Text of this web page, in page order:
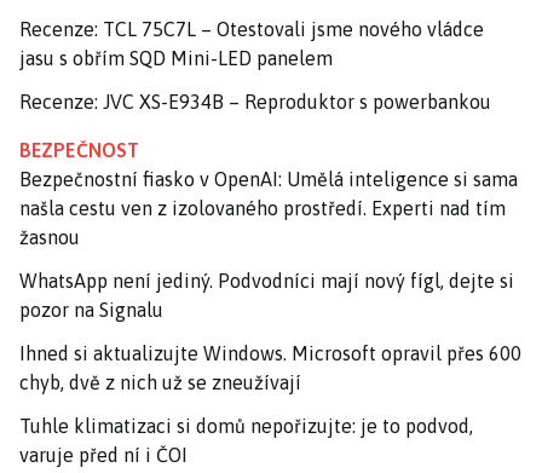
Recenze: TCL 75C7L – Otestovali jsme nového vládce
jasu s obřím SQD Mini-LED panelem
Recenze: JVC XS-E934B – Reproduktor s powerbankou
BEZPEČNOST
Bezpečnostní fiasko v OpenAI: Umělá inteligence si sama
našla cestu ven z izolovaného prostředí. Experti nad tím
žasnou
WhatsApp není jediný. Podvodníci mají nový fígl, dejte si
pozor na Signalu
Ihned si aktualizujte Windows. Microsoft opravil přes 600
chyb, dvě z nich už se zneužívají
Tuhle klimatizaci si domů nepořizujte: je to podvod,
varuje před ní i ČOI